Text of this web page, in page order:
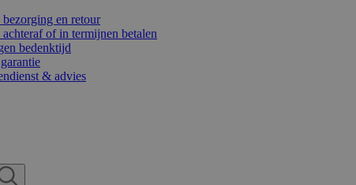
bezorging en retour
achteraf of in termijnen betalen
bedenktijd
& advies